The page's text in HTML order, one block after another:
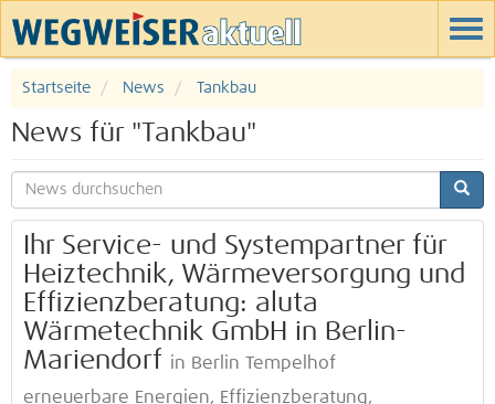
Startseite News Tankbau
News für "Tankbau"
Ihr Service- und Systempartner für
Heiztechnik, Wärmeversorgung und
Effizienz­beratung: aluta
Wärmetechnik GmbH in Berlin-
Mariendorf in Berlin Tempelhof
erneuerbare Energien, Effizienzberatung,